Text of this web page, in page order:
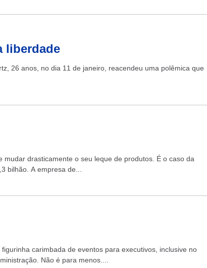
liberdade
26 anos, no dia 11 de janeiro, reacendeu uma polêmica que
drasticamente o seu leque de produtos. É o caso da
bilhão. A empresa de...
carimbada de eventos para executivos, inclusive no
Não é para menos....